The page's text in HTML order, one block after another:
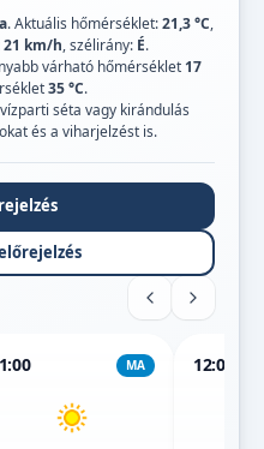
. Aktuális hőmérséklet:21,3 °C,
21 km/h, szélirány: É.
várható hőmérséklet 17
35 °C.
séta vagy kirándulás
és a viharjelzést is.
MA 12:00